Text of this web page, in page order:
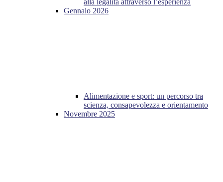
alla legalità attraverso l’esperienza
Gennaio 2026
Alimentazione e sport: un percorso tra
scienza, consapevolezza e orientamento
Novembre 2025